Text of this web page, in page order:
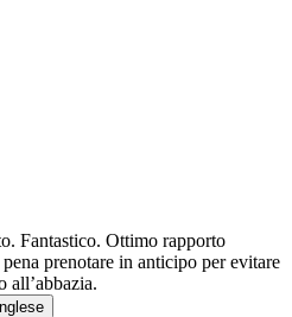
Fantastico. Ottimo rapporto
prenotare in anticipo per evitare
all’abbazia.